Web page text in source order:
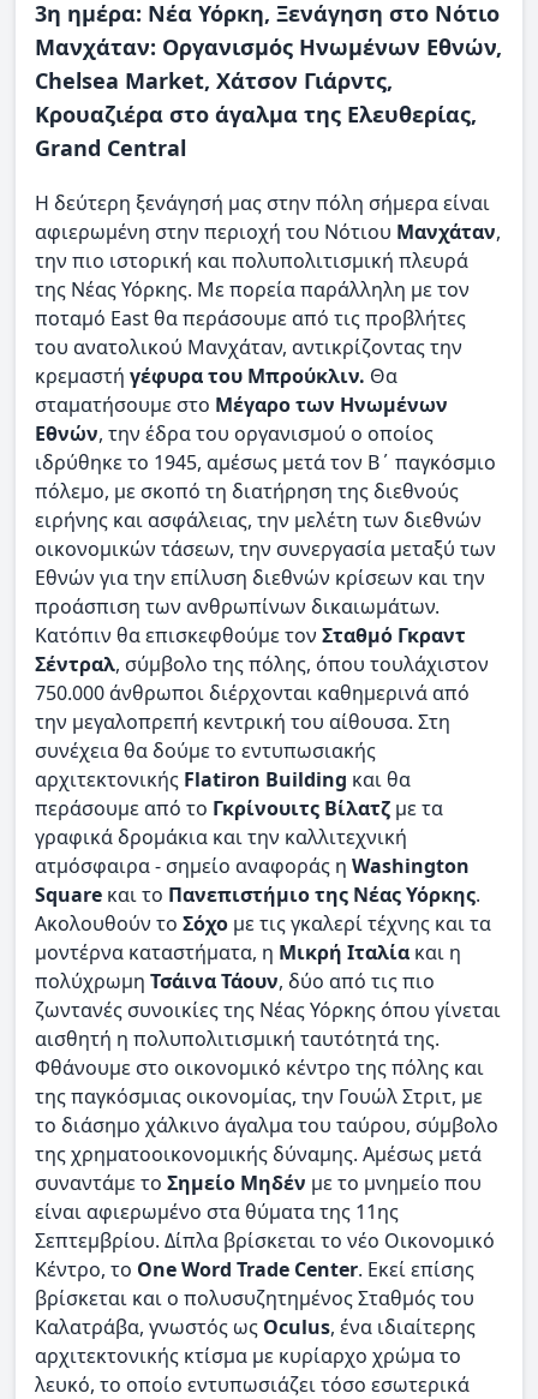
3η ημέρα: Νέα Υόρκη, Ξενάγηση στο Νότιο
Μανχάταν: Οργανισμός Ηνωμένων Εθνών,
Chelsea Market, Χάτσον Γιάρντς,
Κρουαζιέρα στο άγαλμα της Ελευθερίας,
Grand Central
Η δεύτερη ξενάγησή μας στην πόλη σήμερα είναι
αφιερωμένη στην περιοχή του Νότιου Μανχάταν,
την πιο ιστορική και πολυπολιτισμική πλευρά
της Νέας Υόρκης. Με πορεία παράλληλη με τον
ποταμό East θα περάσουμε από τις προβλήτες
του ανατολικού Μανχάταν, αντικρίζοντας την
κρεμαστή γέφυρα του Μπρούκλιν. Θα
σταματήσουμε στο Μέγαρο των Ηνωμένων
Εθνών, την έδρα του οργανισμού ο οποίος
ιδρύθηκε το 1945, αμέσως μετά τον Β΄ παγκόσμιο
πόλεμο, με σκοπό τη διατήρηση της διεθνούς
ειρήνης και ασφάλειας, την μελέτη των διεθνών
οικονομικών τάσεων, την συνεργασία μεταξύ των
Εθνών για την επίλυση διεθνών κρίσεων και την
προάσπιση των ανθρωπίνων δικαιωμάτων.
Κατόπιν θα επισκεφθούμε τον Σταθμό Γκραντ
Σέντραλ, σύμβολο της πόλης, όπου τουλάχιστον
750.000 άνθρωποι διέρχονται καθημερινά από
την μεγαλοπρεπή κεντρική του αίθουσα. Στη
συνέχεια θα δούμε το εντυπωσιακής
αρχιτεκτονικής Flatiron Building και θα
περάσουμε από το Γκρίνουιτς Βίλατζ με τα
γραφικά δρομάκια και την καλλιτεχνική
ατμόσφαιρα - σημείο αναφοράς η Washington
Square και το Πανεπιστήμιο της Νέας Υόρκης.
Ακολουθούν το Σόχο με τις γκαλερί τέχνης και τα
μοντέρνα καταστήματα, η Μικρή Ιταλία και η
πολύχρωμη Τσάινα Τάουν, δύο από τις πιο
ζωντανές συνοικίες της Νέας Υόρκης όπου γίνεται
αισθητή η πολυπολιτισμική ταυτότητά της.
Φθάνουμε στο οικονομικό κέντρο της πόλης και
της παγκόσμιας οικονομίας, την Γουώλ Στριτ, με
το διάσημο χάλκινο άγαλμα του ταύρου, σύμβολο
της χρηματοοικονομικής δύναμης. Αμέσως μετά
συναντάμε το Σημείο Μηδέν με το μνημείο που
είναι αφιερωμένο στα θύματα της 11ης
Σεπτεμβρίου. Δίπλα βρίσκεται το νέο Οικονομικό
Κέντρο, το One Word Trade Center. Εκεί επίσης
βρίσκεται και ο πολυσυζητημένος Σταθμός του
Καλατράβα, γνωστός ως Oculus, ένα ιδιαίτερης
αρχιτεκτονικής κτίσμα με κυρίαρχο χρώμα το
λευκό, το οποίο εντυπωσιάζει τόσο εσωτερικά